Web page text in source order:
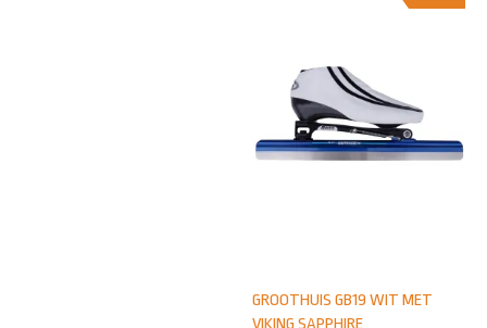
GROOTHUIS GB19 WIT MET
VIKING SAPPHIRE